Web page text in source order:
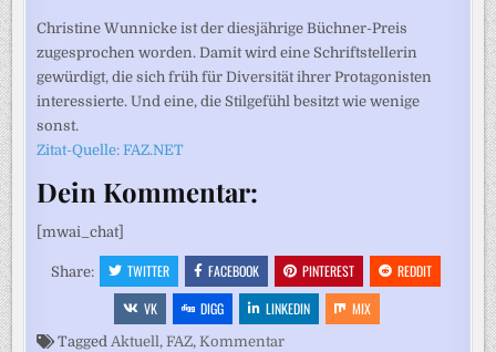
Christine Wunnicke ist der diesjährige Büchner-Preis
zugesprochen worden. Damit wird eine Schriftstellerin
gewürdigt, die sich früh für Diversität ihrer Protagonisten
interessierte. Und eine, die Stilgefühl besitzt wie wenige
sonst.
Zitat-Quelle: FAZ.NET
Dein Kommentar:
[mwai_chat]
Share: TWITTER FACEBOOK PINTEREST
REDDIT
VK
DIGG LINKEDIN MIX
TaggedAktuell,FAZ,Kommentar